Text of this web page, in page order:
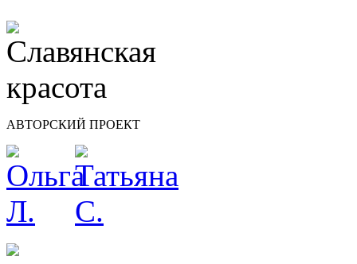
АВТОРСКИЙ ПРОЕКТ